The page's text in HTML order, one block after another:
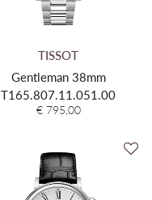
TISSOT
Gentleman 38mm
T165.807.11.051.00
€ 795,00